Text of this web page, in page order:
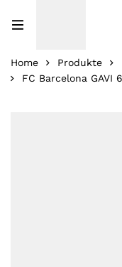
Home Produkte
FC Barcelona